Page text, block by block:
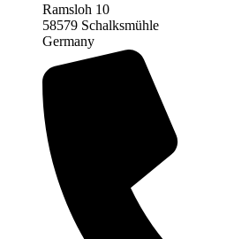
Ramsloh 10
58579 Schalksmühle
Germany